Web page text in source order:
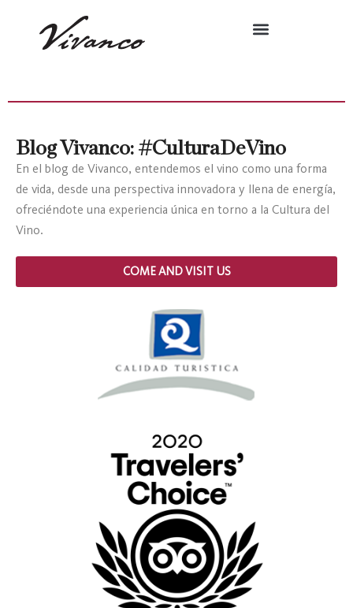
Blog Vivanco: #CulturaDeVino
En el blog de Vivanco, entendemos el vino como una forma
de vida, desde una perspectiva innovadora y llena de energía,
ofreciéndote una experiencia única en torno a la Cultura del
Vino.
COME AND VISIT US